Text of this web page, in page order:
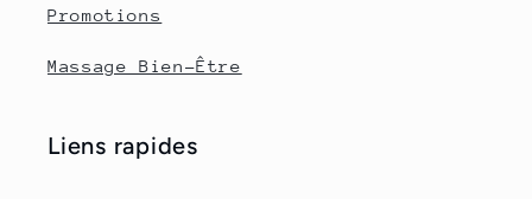
Promotions
Massage Bien-Être
Liens rapides